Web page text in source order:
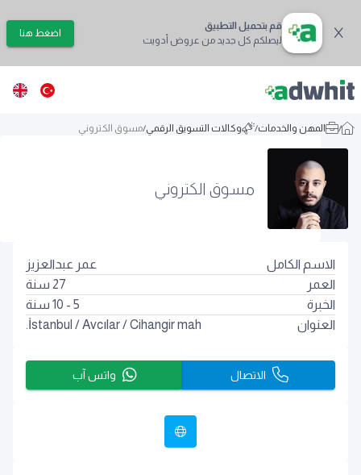
قم بتحميل التطبيق
ليصلكم كل جديد من عروض أدويت
اضغط هنا
/ المهن والخدمات/ وكالات التسويق الرقمي/مسوق الكتروني
مسوق الكتروني
الاسم الكامل
عمر عبدالعزيز
العمر
27 سنة
الخبرة
5 - 10 سنة
العنوان
İstanbul /Avcılar/Cihangir mah.
الاتصال واتس آب